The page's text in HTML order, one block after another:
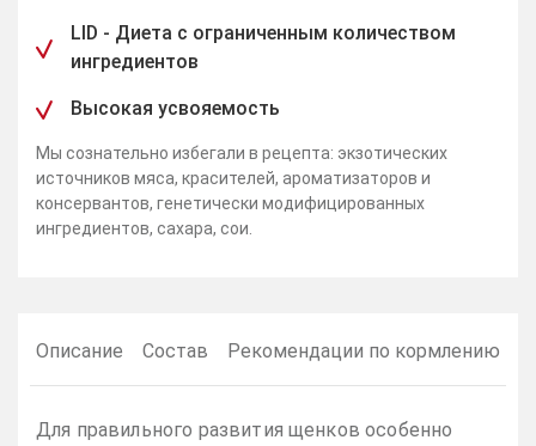
LID - Диета с ограниченным количеством
ингредиентов
Высокая усвояемость
Мы сознательно избегали в рецепта: экзотических
источников мяса, красителей, ароматизаторов и
консервантов, генетически модифицированных
ингредиентов, сахара, сои.
Описание Состав Рекомендации по кормлению
Для правильного развития щенков особенно